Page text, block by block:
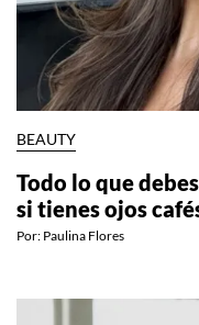
BEAUTY
Todo lo que
si tienes ojos
Por: Paulina Flores